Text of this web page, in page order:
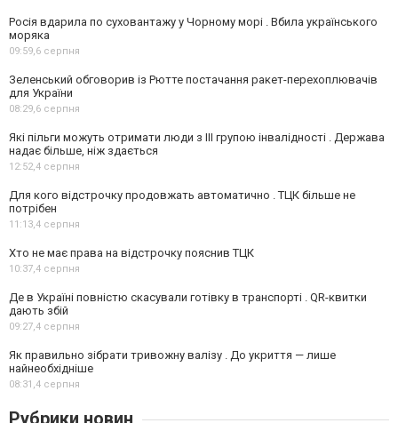
Росія вдарила по суховантажу у Чорному морі . Вбила українського
моряка
09:59,6 серпня
Зеленський обговорив із Рютте постачання ракет-перехоплювачів
для України
08:29,6 серпня
Які пільги можуть отримати люди з III групою інвалідності . Держава
надає більше, ніж здається
12:52,4 серпня
Для кого відстрочку продовжать автоматично . ТЦК більше не
потрібен
11:13,4 серпня
Хто не має права на відстрочку пояснив ТЦК
10:37,4 серпня
Де в Україні повністю скасували готівку в транспорті . QR-квитки
дають збій
09:27,4 серпня
Як правильно зібрати тривожну валізу . До укриття — лише
найнеобхідніше
08:31,4 серпня
Рубрики новин